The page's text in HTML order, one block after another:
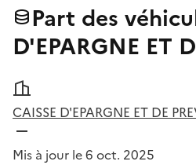
Part des
D'EPARGNE ET
CAISSE D'EPARGNE ET DE
Mis à jour le 6 oct. 2025